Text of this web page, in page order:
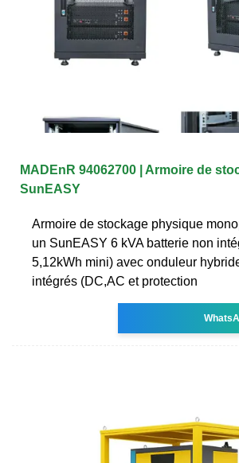
MADEnR 94062700 | Armoire de
SunEASY
Armoire de stockage physique
un SunEASY 6 kVA batterie non
5,12kWh mini) avec onduleur
intégrés (DC,AC et protection